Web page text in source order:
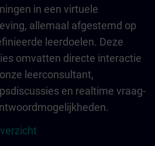
in een virtuele
allemaal afgestemd op
leerdoelen. Deze
omvatten directe interactie
leerconsultant,
en realtime vraag-